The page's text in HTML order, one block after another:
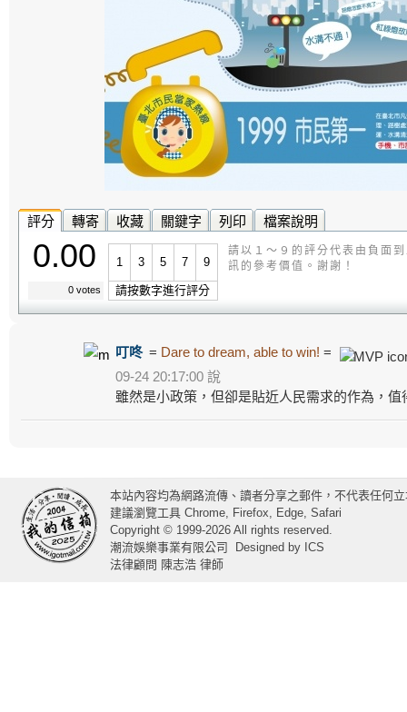
評分 轉寄 收藏 關鍵字 列印 檔案說明
0.00
0 votes
1 3 5 7 9
請按數字進行評分
請以１～９的評分代表由負面
訊的參考價值。謝謝！
叮咚 = Dare to dream, able to win! =
09-24 20:17:00 說
雖然是小政策，但卻是貼近人民需求的作為，值
本站內容均為網路流傳、讀者分享之郵件，不代表任何
建議瀏覽工具 Chrome, Firefox, Edge, Safari
Copyright © 1999-2026 All rights reserved.
潮流娛樂事業有限公司
Designed by ICS
法律顧問 陳志浩 律師